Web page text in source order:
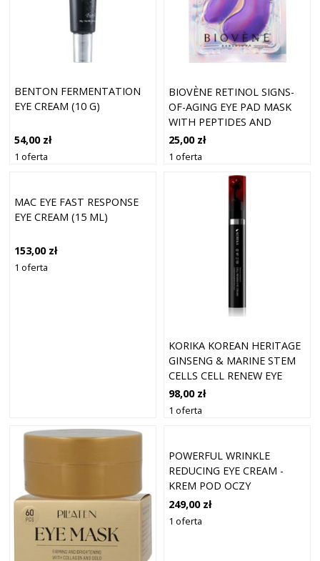
BENTON FERMENTATION
EYE CREAM (10 G)
54,00 zł
1 oferta
BIOVÈNE RETINOL SIGNS-
OF-AGING EYE PAD MASK
WITH PEPTIDES AND
HYALURON
25,00 zł
1 oferta
MAC EYE FAST RESPONSE
EYE CREAM (15 ML)
153,00 zł
1 oferta
KORIKA KOREAN HERITAGE
GINSENG & MARINE STEM
CELLS CELL RENEW EYE
CREAM ODMŁADZAJĄCY
KREM NAWILŻAJĄCY DO
98,00 zł
1 oferta
POWERFUL WRINKLE
REDUCING EYE CREAM -
KREM POD OCZY
KORYGUJĄCY ZMARSZCZKI
249,00 zł
1 oferta